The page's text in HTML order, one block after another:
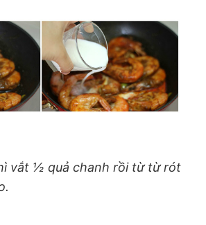
vắt ½ quả chanh rồi từ từ rót